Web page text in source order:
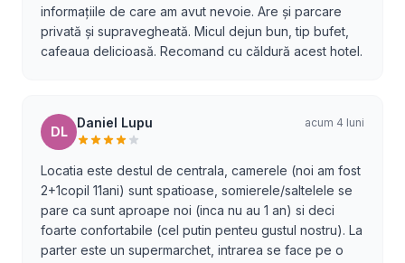
informațiile de care am avut nevoie. Are și parcare
privată și supravegheată. Micul dejun bun, tip bufet,
cafeaua delicioasă. Recomand cu căldură acest hotel.
DL
Daniel Lupu acum 4 luni
Locatia este destul de centrala, camerele (noi am fost
2+1copil 11ani) sunt spatioase, somierele/saltelele se
pare ca sunt aproape noi (inca nu au 1 an) si deci
foarte confortabile (cel putin penteu gustul nostru). La
parter este un supermarchet, intrarea se face pe o